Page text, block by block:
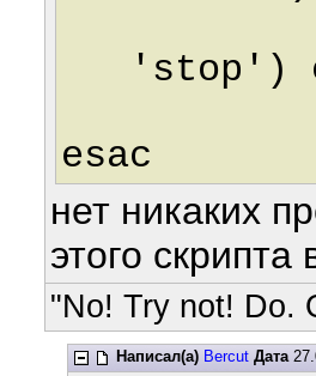
'stop')
esac
нет никаких
этого скрипта
"No! Try not! Do.
Написал(а) Bercut Дата